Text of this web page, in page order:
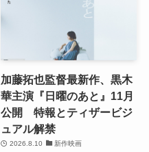
加藤拓也監督最新作、黒木
華主演『日曜のあと』11月
公開 特報とティザービジ
ュアル解禁
2026.8.10 新作映画